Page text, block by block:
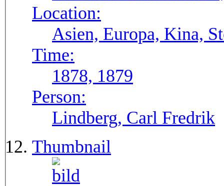
Location:
Asien, Europa, Kina,
Time:
1878, 1879
Person:
Lindberg, Carl Fredrik
Thumbnail